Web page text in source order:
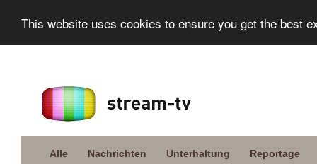
This website uses cookies to ensure you get the best
Alle Nachrichten Unterhaltung Reportage